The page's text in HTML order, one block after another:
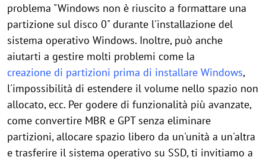
problema "Windows non è riuscito a formattare una
partizione sul disco 0" durante l'installazione del
sistema operativo Windows. Inoltre, può anche
aiutarti a gestire molti problemi come la
creazione di partizioni prima di installare Windows,
l'impossibilità di estendere il volume nello spazio non
allocato, ecc. Per godere di funzionalità più avanzate,
come convertire MBR e GPT senza eliminare
partizioni, allocare spazio libero da un'unità a un'altra
e trasferire il sistema operativo su SSD, ti invitiamo a